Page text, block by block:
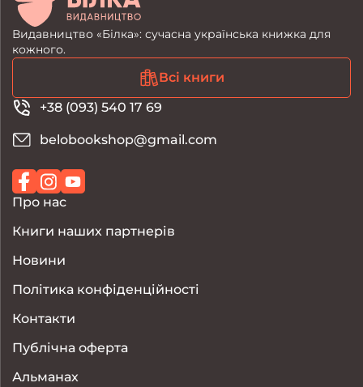
Видавництво «Білка»: сучасна українська книжка для
кожного.
Всі книги
Про нас
Книги наших партнерів
Новини
Політика конфіденційності
Контакти
Публічна оферта
Альманах
+38 (093) 540 17 69
belobookshop@gmail.com